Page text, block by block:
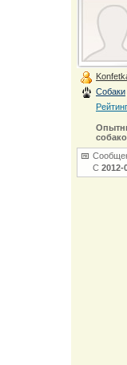
Собаки
С 2012-